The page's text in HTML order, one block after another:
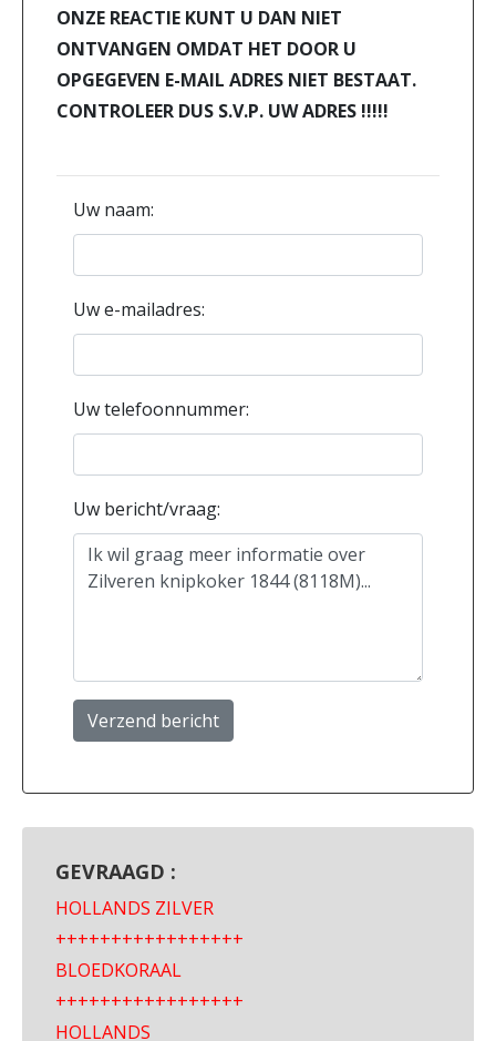
ONZE REACTIE KUNT U DAN NIET
ONTVANGEN OMDAT HET DOOR U
OPGEGEVEN E-MAIL ADRES NIET BESTAAT.
CONTROLEER DUS S.V.P. UW ADRES !!!!!
Uw naam:
Uw e-mailadres:
Uw telefoonnummer:
Uw bericht/vraag:
Verzend bericht
GEVRAAGD :
HOLLANDS ZILVER
+++++++++++++++++
BLOEDKORAAL
+++++++++++++++++
HOLLANDS